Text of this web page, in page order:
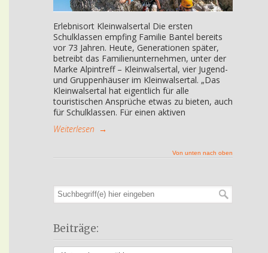
Erlebnisort Kleinwalsertal Die ersten
Schulklassen empfing Familie Bantel bereits
vor 73 Jahren. Heute, Generationen später,
betreibt das Familienunternehmen, unter der
Marke Alpintreff – Kleinwalsertal, vier Jugend-
und Gruppenhäuser im Kleinwalsertal. „Das
Kleinwalsertal hat eigentlich für alle
touristischen Ansprüche etwas zu bieten, auch
für Schulklassen. Für einen aktiven
Weiterlesen →
Von unten nach oben
Beiträge: